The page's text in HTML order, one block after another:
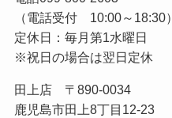
（電話受付 10:00～18:30）
定休日：毎月第1水曜日
※祝日の場合は翌日定休
田上店 〒890-0034
鹿児島市田上8丁目12-23